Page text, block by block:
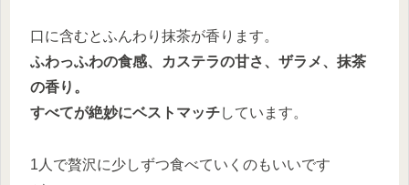
口に含むとふんわり抹茶が香ります。
ふわっふわの食感、カステラの甘さ、ザラメ、抹茶
の香り。
すべてが絶妙にベストマッチしています。
1人で贅沢に少しずつ食べていくのもいいです